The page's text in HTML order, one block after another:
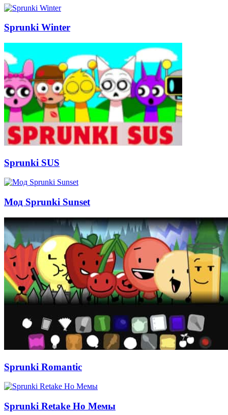
Sprunki Winter
Sprunki SUS
Мод Sprunki Sunset
Sprunki Romantic
Sprunki Retake Но Мемы